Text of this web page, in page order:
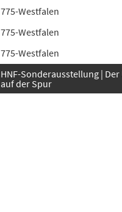
775-Westfalen
775-Westfalen
775-Westfalen
HNF-Sonderausstellung | Der
auf der Spur